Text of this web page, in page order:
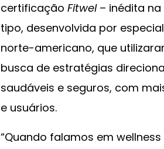
certificação Fitwel– inédita na
tipo, desenvolvida por
norte-americano, que
busca de estratégias
saudáveis e seguros, com
e usuários.
“Quando falamos em